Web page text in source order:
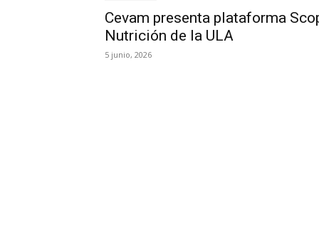
Cevam presenta plataforma
Nutrición de la ULA
5 junio, 2026